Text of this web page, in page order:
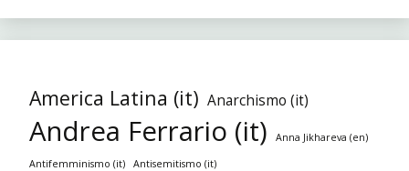
America Latina (it) Anarchismo (it)
Andrea Ferrario (it) Anna Jikhareva (en)
Antifemminismo (it) Antisemitismo (it)